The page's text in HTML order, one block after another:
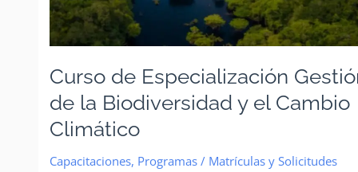
Curso de Especialización
de la Biodiversidad y el Cambio
Climático
Capacitaciones, Programas / Matrículas y Solicitudes